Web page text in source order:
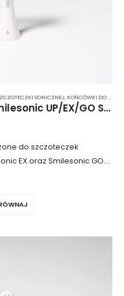
SONICZNEJ, KOŃCÓWKI DO SZCZOTECZKI SONICZNEJ SMILESONIC
Końcówki wybielające Smilesonic UP/EX/GO ShinyWhite 2 szt. – białe
do szczoteczek
EX oraz Smilesonic GO.
skutecznie usuwa osady
z powierzchni zębów.